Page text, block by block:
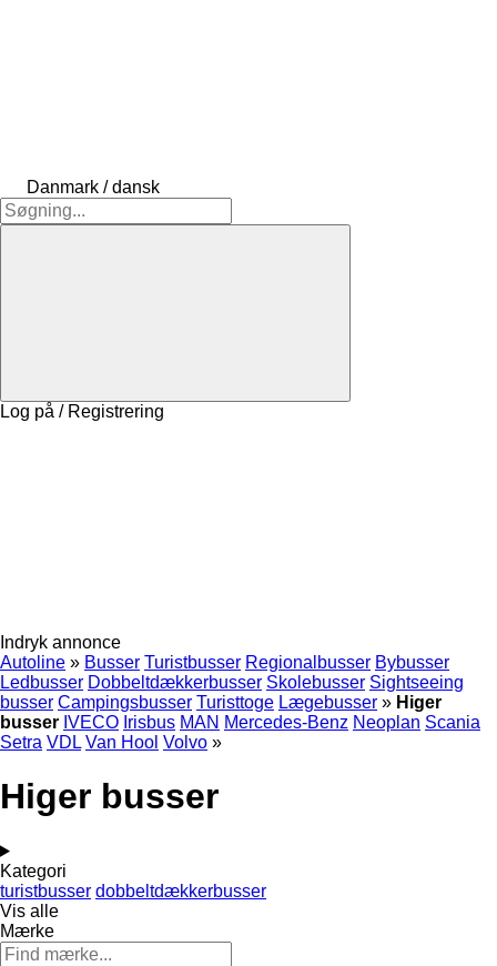
Danmark / dansk
Log på / Registrering
Indryk annonce
Autoline » Busser Turistbusser Regionalbusser Bybusser
Ledbusser Dobbeltdækkerbusser Skolebusser Sightseeing
busser Campingsbusser Turisttoge Lægebusser » Higer
busser IVECO Irisbus MAN Mercedes-Benz Neoplan Scania
Setra VDL Van Hool Volvo »
Higer busser
Kategori
turistbusser dobbeltdækkerbusser
Vis alle
Mærke